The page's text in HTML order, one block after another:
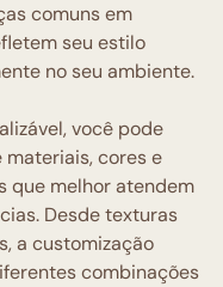
comuns em
seu estilo
no seu ambiente.
você pode
cores e
que melhor atendem
Desde texturas
a customização
combinações